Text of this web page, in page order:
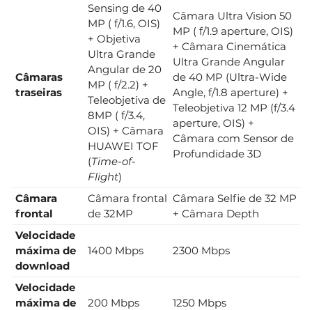
Câmaras
traseiras
Sensing de 40
MP ( f/1.6, OIS)
+ Objetiva
Ultra Grande
Angular de 20
MP ( f/2.2) +
Teleobjetiva de
8MP ( f/3.4,
OIS) + Câmara
HUAWEI TOF
(Time-of-
Flight)
Câmara Ultra Vision 50
MP ( f/1.9 aperture, OIS)
+ Câmara Cinemática
Ultra Grande Angular
de 40 MP (Ultra-Wide
Angle, f/1.8 aperture) +
Teleobjetiva 12 MP (f/3.4
aperture, OIS) +
Câmara com Sensor de
Profundidade 3D
Câmara
frontal
Câmara frontal
de 32MP
Câmara Selfie de 32 MP
+ Câmara Depth
Velocidade
máxima de
download
1400 Mbps 2300 Mbps
Velocidade
máxima de
200 Mbps 1250 Mbps